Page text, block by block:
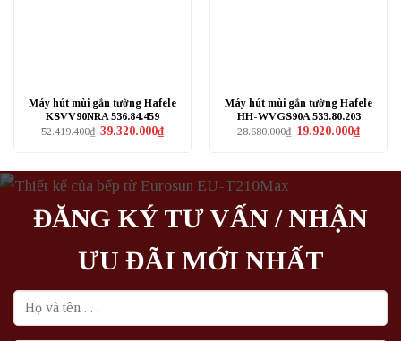
Máy hút mùi gắn tường Hafele
KSVV90NRA 536.84.459
52.419.400₫ Giá
39.320.000₫Giá
hiện
39.320.000₫.
Máy hút mùi gắn tường Hafele
HH-WVGS90A 533.80.203
28.680.000₫ Giá
19.920.000₫Giá
hiện
ĐĂNG KÝ TƯ VẤN / NHẬN
ƯU ĐÃI MỚI NHẤT